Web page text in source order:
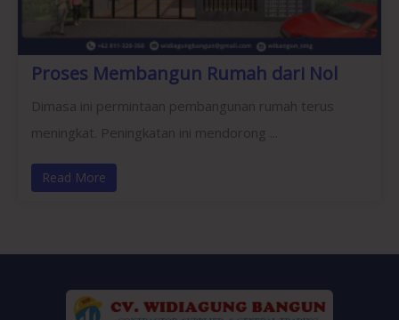
Proses Membangun Rumah dari Nol
Dimasa ini permintaan pembangunan rumah terus
meningkat. Peningkatan ini mendorong ...
Read More